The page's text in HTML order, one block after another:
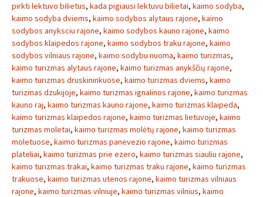
pirkti lektuvo bilietus, kada pigiausi lektuvu bilietai, kaimo sodyba,
kaimo sodyba dviems, kaimo sodybos alytaus rajone, kaimo
sodybos anyksciu rajone, kaimo sodybos kauno rajone, kaimo
sodybos klaipedos rajone, kaimo sodybos traku rajone, kaimo
sodybos vilniaus rajone, kaimo sodybu nuoma, kaimo turizmas,
kaimo turizmas alytaus rajone, kaimo turizmas anykščių rajone,
kaimo turizmas druskininkuose, kaimo turizmas dviems, kaimo
turizmas dzukijoje, kaimo turizmas ignalinos rajone, kaimo turizmas
kauno raj, kaimo turizmas kauno rajone, kaimo turizmas klaipeda,
kaimo turizmas klaipedos rajone, kaimo turizmas lietuvoje, kaimo
turizmas moletai, kaimo turizmas molėtų rajone, kaimo turizmas
moletuose, kaimo turizmas panevezio rajone, kaimo turizmas
plateliai, kaimo turizmas prie ezero, kaimo turizmas siauliu rajone,
kaimo turizmas trakai, kaimo turizmas traku rajone, kaimo turizmas
trakuose, kaimo turizmas utenos rajone, kaimo turizmas vilniaus
rajone, kaimo turizmas vilniuje, kaimo turizmas vilnius, kaimo